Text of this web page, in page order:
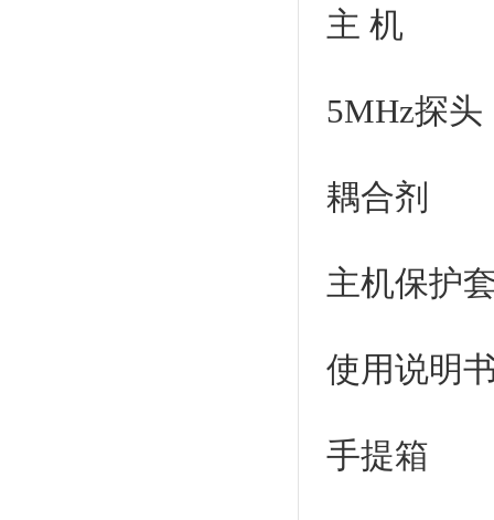
主
5MHz
耦合
主机保
使用说
手提